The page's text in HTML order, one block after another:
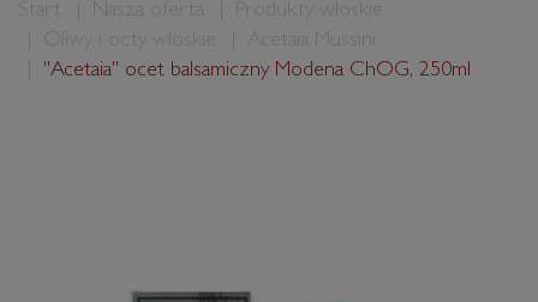
Start Nasza oferta
Produkty włoskie
Oliwy i octy włoskie
Acetaia Mussini
"Acetaia" ocet balsamiczny Modena ChOG, 250ml